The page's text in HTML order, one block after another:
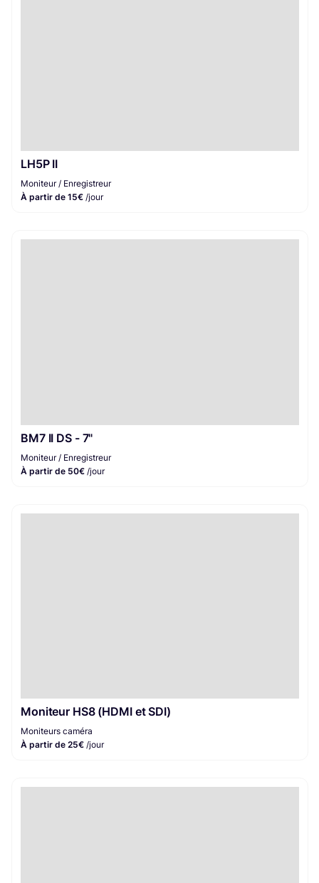
LH5P II
Moniteur / Enregistreur
À partir de 15€ /jour
BM7 II DS - 7"
Moniteur / Enregistreur
À partir de 50€ /jour
Moniteur HS8 (HDMI et SDI)
Moniteurs caméra
À partir de 25€ /jour